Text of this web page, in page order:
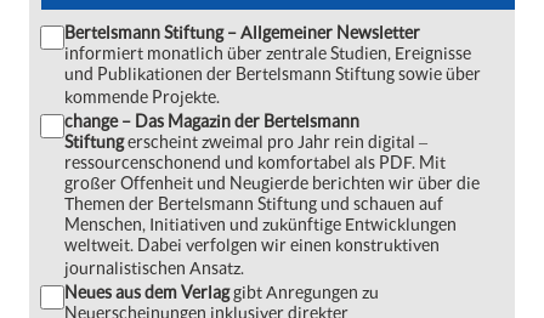
Bertelsmann Stiftung – Allgemeiner Newsletter
informiert monatlich über zentrale Studien, Ereignisse
und Publikationen der Bertelsmann Stiftung sowie über
kommende Projekte.
change – Das Magazin der Bertelsmann
Stiftungerscheint zweimal pro Jahr rein digital ‒
ressourcenschonend und komfortabel als PDF. Mit
großer Offenheit und Neugierde berichten wir über die
Themen der Bertelsmann Stiftung und schauen auf
Menschen, Initiativen und zukünftige Entwicklungen
weltweit. Dabei verfolgen wir einen konstruktiven
journalistischen Ansatz.
Neues aus dem Verlaggibt Anregungen zu
Neuerscheinungen inklusiver direkter